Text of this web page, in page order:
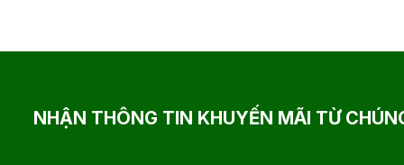
NHẬN THÔNG TIN KHUYẾN MÃI TỪ